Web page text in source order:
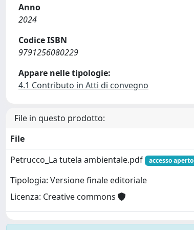
Anno
2024
Codice ISBN
9791256080229
Appare nelle tipologie:
4.1 Contributo in Atti di convegno
File in questo prodotto:
File
Petrucco_La tutela ambientale.pdf
accesso aperto
Tipologia: Versione finale editoriale
Licenza: Creative commons